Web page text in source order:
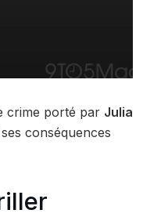
crime porté par Julia
conséquences